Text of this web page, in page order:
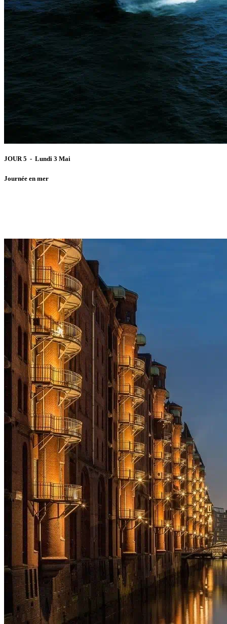
JOUR 5 - Lundi 3 Mai
Journée en mer